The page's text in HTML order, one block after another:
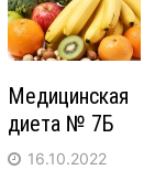
Медицинская
диета № 7Б
16.10.2022